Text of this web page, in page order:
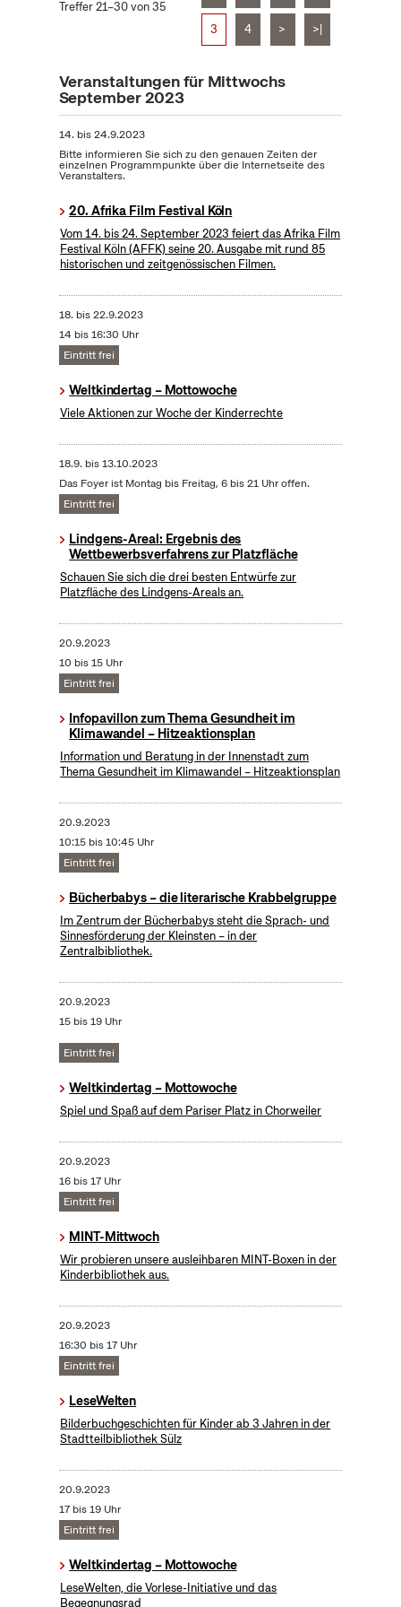
Treffer 21–30 von 35
3
4 > >|
Veranstaltungen für Mittwochs
September 2023
14. bis24.9.2023
Bitte informieren Sie sich zu den genauen Zeiten der
einzelnen Programmpunkte über die Internetseite des
Veranstalters.
20. Afrika Film Festival Köln
Vom 14. bis 24. September 2023 feiert das Afrika Film
Festival Köln (AFFK) seine 20. Ausgabe mit rund 85
historischen und zeitgenössischen Filmen.
18. bis22.9.2023
14 bis 16:30 Uhr
Eintritt frei
Weltkindertag – Mottowoche
Viele Aktionen zur Woche der Kinderrechte
18.9. bis13.10.2023
Das Foyer ist Montag bis Freitag, 6 bis 21 Uhr offen.
Eintritt frei
Lindgens-Areal: Ergebnis des
Wettbewerbsverfahrens zur Platzfläche
Schauen Sie sich die drei besten Entwürfe zur
Platzfläche des Lindgens-Areals an.
20.9.2023
10 bis 15 Uhr
Eintritt frei
Infopavillon zum Thema Gesundheit im
Klimawandel – Hitzeaktionsplan
Information und Beratung in der Innenstadt zum
Thema Gesundheit im Klimawandel – Hitzeaktionsplan
20.9.2023
10:15 bis 10:45 Uhr
Eintritt frei
Bücherbabys – die literarische Krabbelgruppe
Im Zentrum der Bücherbabys steht die Sprach- und
Sinnesförderung der Kleinsten – in der
Zentralbibliothek.
20.9.2023
15 bis 19 Uhr
Eintritt frei
Weltkindertag – Mottowoche
Spiel und Spaß auf dem Pariser Platz in Chorweiler
20.9.2023
16 bis 17 Uhr
Eintritt frei
MINT-Mittwoch
Wir probieren unsere ausleihbaren MINT-Boxen in der
Kinderbibliothek aus.
20.9.2023
16:30 bis 17 Uhr
Eintritt frei
LeseWelten
Bilderbuchgeschichten für Kinder ab 3 Jahren in der
Stadtteilbibliothek Sülz
20.9.2023
17 bis 19 Uhr
Eintritt frei
Weltkindertag – Mottowoche
LeseWelten, die Vorlese-Initiative und das
Begegnungsrad